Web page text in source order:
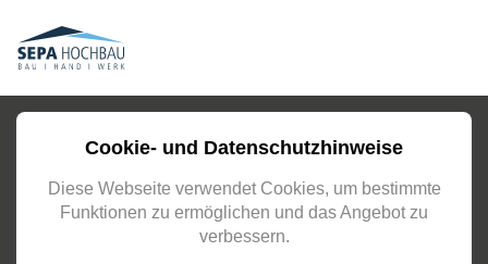
Cookie- und Datenschutzhinweise
Diese Webseite verwendet Cookies, um bestimmte
Funktionen zu ermöglichen und das Angebot zu
verbessern.
ZUR GESAMTÜBERSICHT
Inhalt teilen